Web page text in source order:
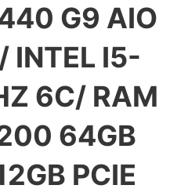
G9 AIO
INTEL I5-
6C/ RAM
64GB
PCIE